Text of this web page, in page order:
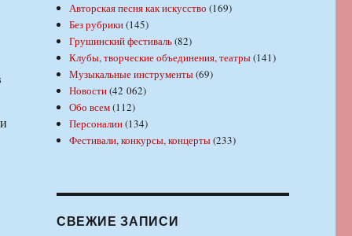
Авторская песня как искусство (169)
Без рубрики(145)
Грушинский фестиваль(82)
Клубы, творческие объединения, театры(141)
Музыкальные инструменты(69)
Новости(42 062)
Обо всем(112)
Персоналии(134)
Фестивали, конкурсы, концерты(233)
СВЕЖИЕ ЗАПИСИ